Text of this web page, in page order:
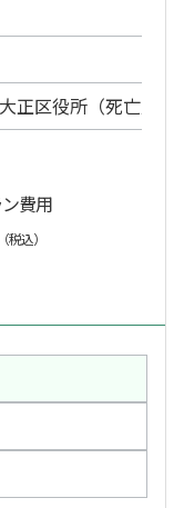
正区役所（死亡届
費用
（税込）